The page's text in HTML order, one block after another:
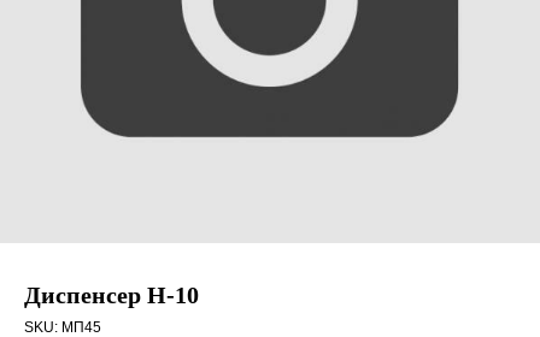
Диспенсер Н-10
SKU: МП45